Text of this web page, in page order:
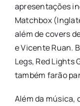
apresentações
Matchbox
além de covers
e Vicente Ruan.
Legs, Red Lights
também farão
Além da música,